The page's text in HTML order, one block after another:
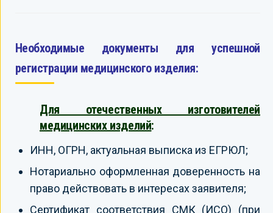
Необходимые документы для успешной
регистрации медицинского изделия:
Для отечественных изготовителей
медицинских изделий:
ИНН, ОГРН, актуальная выписка из ЕГРЮЛ;
Нотариально оформленная доверенность на
право действовать в интересах заявителя;
Сертификат соответствия СМК (ИСО) (при